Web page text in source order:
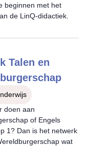
beginnen met het
de LinQ-didactiek.
Talen en
doen aan
of Engels
1? Dan is het netwerk
wat